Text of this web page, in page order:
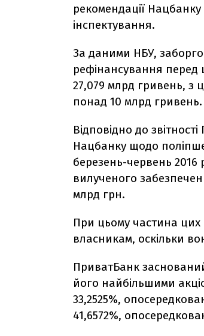
рекомендації
інспектування.
За даними НБУ,
рефінансування перед
27,079 млрд гривень, з
понад 10 млрд гривень.
Відповідно до
Нацбанку щодо
березень-червень 2016
вилученого
млрд грн.
При цьому частина цих
власникам, оскільки
ПриватБанк
його найбільшими
33,2525%,
41,6572%,